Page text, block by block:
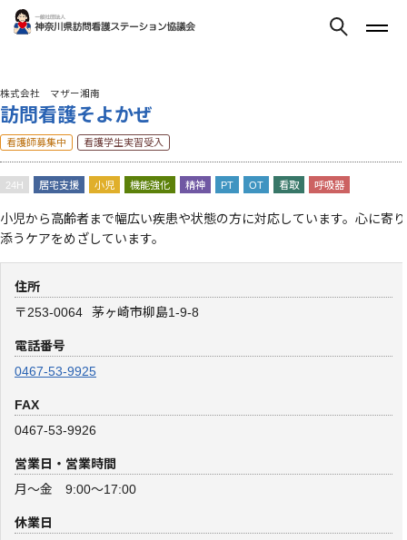
株式会社 マザー湘南
訪問看護そよかぜ
看護師募集中 看護学生実習受入
24H 居宅支援 小児 機能強化 精神 PT OT 看取 呼吸器
小児から高齢者まで幅広い疾患や状態の方に対応しています。心に寄り
添うケアをめざしています。
住所
〒253-0064
茅ヶ崎市柳島1-9-8
電話番号
0467-53-9925
FAX
0467-53-9926
営業日・営業時間
月～金 9:00～17:00
休業日